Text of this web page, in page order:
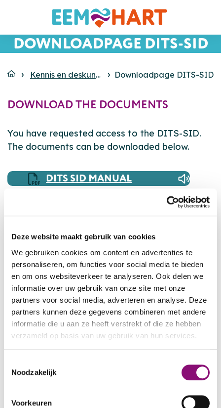
Deze website maakt gebruik van cookies
We gebruiken cookies om content en advertenties te
personaliseren, om functies voor social media te bieden
en om ons websiteverkeer te analyseren. Ook delen we
informatie over uw gebruik van onze site met onze
partners voor social media, adverteren en analyse. Deze
partners kunnen deze gegevens combineren met andere
informatie die u aan ze heeft verstrekt of die ze hebben
verzameld op basis van uw gebruik van hun services.
kunnen ontvangen en verwerken.
Noodzakelijk
Voorkeuren
DOWNLOADPAGE DITS-SID
Kennis en deskundigheid DITS-SID English
Downloadpage DITS-SID
DOWNLOAD THE DOCUMENTS
You have requested access to the DITS-SID.
The documents can be downloaded below.
DITS SID MANUAL
DITS SID SCORING FORM
DITS SID TIMELINE
DITS SID INTERFERENCE
THERMOMETER
DITS SID FOLLOW UP
ONLINE USE